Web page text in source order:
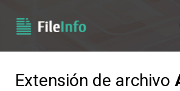
Extensión de archivo